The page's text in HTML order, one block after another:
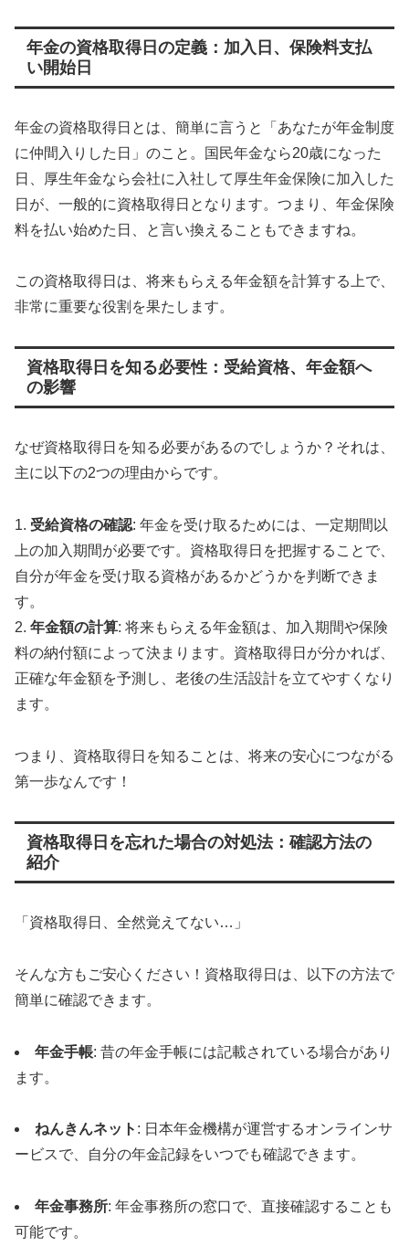
年金の資格取得日の定義：加入日、保険料支払
い開始日
年金の資格取得日とは、簡単に言うと「あなたが年金制度
に仲間入りした日」のこと。国民年金なら20歳になった
日、厚生年金なら会社に入社して厚生年金保険に加入した
日が、一般的に資格取得日となります。つまり、年金保険
料を払い始めた日、と言い換えることもできますね。
この資格取得日は、将来もらえる年金額を計算する上で、
非常に重要な役割を果たします。
資格取得日を知る必要性：受給資格、年金額へ
の影響
なぜ資格取得日を知る必要があるのでしょうか？それは、
主に以下の2つの理由からです。
1. 受給資格の確認: 年金を受け取るためには、一定期間以
上の加入期間が必要です。資格取得日を把握することで、
自分が年金を受け取る資格があるかどうかを判断できま
す。
2. 年金額の計算: 将来もらえる年金額は、加入期間や保険
料の納付額によって決まります。資格取得日が分かれば、
正確な年金額を予測し、老後の生活設計を立てやすくなり
ます。
つまり、資格取得日を知ることは、将来の安心につながる
第一歩なんです！
資格取得日を忘れた場合の対処法：確認方法の
紹介
「資格取得日、全然覚えてない…」
そんな方もご安心ください！資格取得日は、以下の方法で
簡単に確認できます。
年金手帳: 昔の年金手帳には記載されている場合があり
ます。
ねんきんネット : 日本年金機構が運営するオンラインサ
ービスで、自分の年金記録をいつでも確認できます。
年金事務所: 年金事務所の窓口で、直接確認することも
可能です。